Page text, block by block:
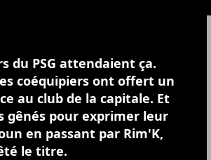
du PSG attendaient ça.
coéquipiers ont offert un
au club de la capitale. Et
gênés pour exprimer leur
en passant par Rim'K,
le titre.